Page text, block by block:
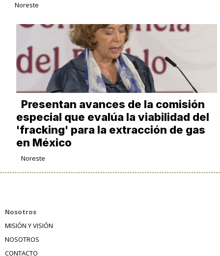
Noreste
Presentan avances de la comisión
especial que evalúa la viabilidad del
'fracking' para la extracción de gas
en México
Noreste
Nosotros
MISIÓN Y VISIÓN
NOSOTROS
CONTACTO